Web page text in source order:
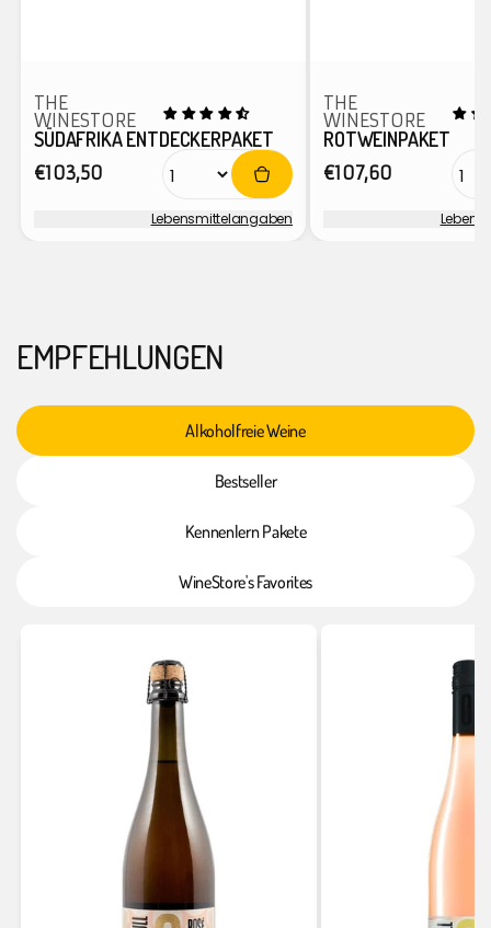
THE
WINESTORE
SÜDAFRIKA ENTDECKERPAKET
Normaler
€103,50
Lebensmittel­angaben
THE
WINESTORE
ROTWEINPAKET
Normaler
€107,60
EMPFEHLUNGEN
Alkoholfreie Weine
Bestseller
Kennenlern Pakete
WineStore's Favorites